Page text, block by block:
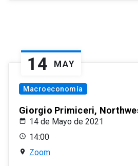
14 MAY
Macroeconomía
Giorgio Primiceri,
14 de Mayo de 2021
14:00
Zoom